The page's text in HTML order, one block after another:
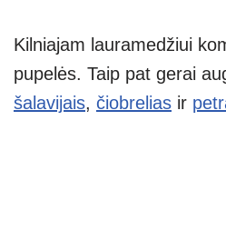
Kilniajam lauramedžiui
pupelės. Taip pat gerai
šalavijais, čiobrelias ir